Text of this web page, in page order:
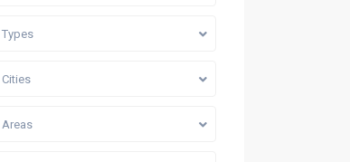
Types
Cities
Areas